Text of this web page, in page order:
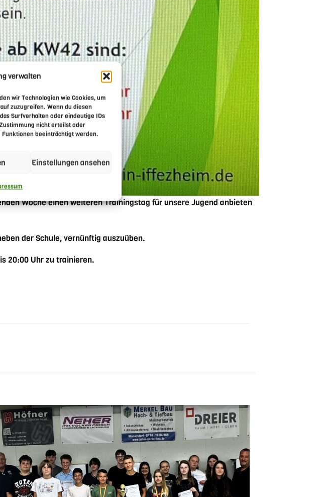
verwalten
wir Technologien wie Cookies, um
zuzugreifen. Wenn du diesen
Surfverhalten oder eindeutige IDs
nicht erteilst oder
beeinträchtigt werden.
Einstellungen ansehen
Woche einen weiteren Trainingstag für unsere Jugend anbieten
der Schule, vernünftig auszuüben.
20:00 Uhr zu trainieren.